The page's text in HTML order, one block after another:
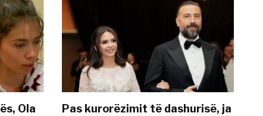
Ola
Pas kurorëzimit të dashurisë, ja